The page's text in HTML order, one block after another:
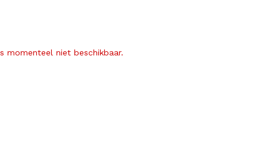
momenteel niet beschikbaar.